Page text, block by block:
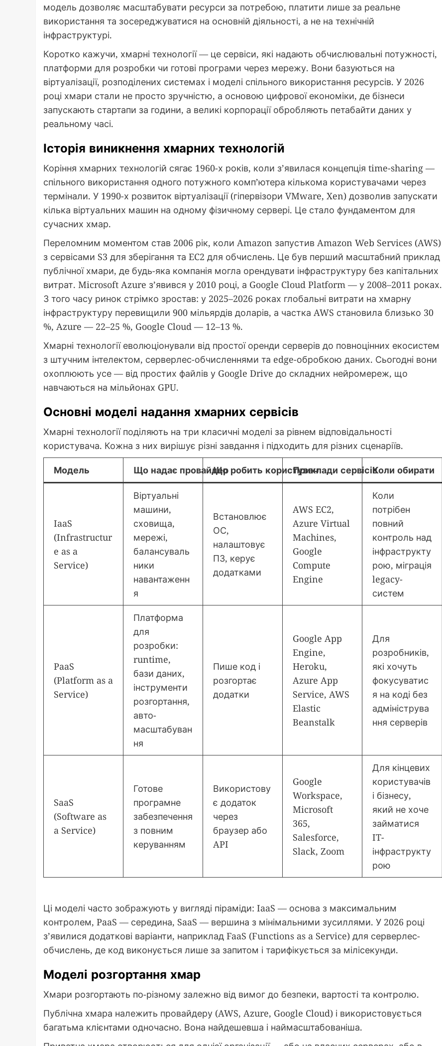
модель дозволяє масштабувати ресурси за потребою, платити лише за реальне
використання та зосереджуватися на основній діяльності, а не на технічній
інфраструктурі.
Коротко кажучи, хмарні технології — це сервіси, які надають обчислювальні потужності,
платформи для розробки чи готові програми через мережу. Вони базуються на
віртуалізації, розподілених системах і моделі спільного використання ресурсів. У 2026
році хмари стали не просто зручністю, а основою цифрової економіки, де бізнеси
запускають стартапи за години, а великі корпорації обробляють петабайти даних у
реальному часі.
Історія виникнення хмарних технологій
Коріння хмарних технологій сягає 1960-х років, коли з’явилася концепція time-sharing —
спільного використання одного потужного комп’ютера кількома користувачами через
термінали. У 1990-х розвиток віртуалізації (гіпервізори VMware, Xen) дозволив запускати
кілька віртуальних машин на одному фізичному сервері. Це стало фундаментом для
сучасних хмар.
Переломним моментом став 2006 рік, коли Amazon запустив Amazon Web Services (AWS)
з сервісами S3 для зберігання та EC2 для обчислень. Це був перший масштабний приклад
публічної хмари, де будь-яка компанія могла орендувати інфраструктуру без капітальних
витрат. Microsoft Azure з’явився у 2010 році, а Google Cloud Platform — у 2008–2011 роках.
З того часу ринок стрімко зростав: у 2025–2026 роках глобальні витрати на хмарну
інфраструктуру перевищили 900 мільярдів доларів, а частка AWS становила близько 30
%, Azure — 22–25 %, Google Cloud — 12–13 %.
Хмарні технології еволюціонували від простої оренди серверів до повноцінних екосистем
з штучним інтелектом, серверлес-обчисленнями та edge-обробкою даних. Сьогодні вони
охоплюють усе — від простих файлів у Google Drive до складних нейромереж, що
навчаються на мільйонах GPU.
Основні моделі надання хмарних сервісів
Хмарні технології поділяють на три класичні моделі за рівнем відповідальності
користувача. Кожна з них вирішує різні завдання і підходить для різних сценаріїв.
Модель Що надає провайдерЩо робить користувачПриклади сервісівКоли обирати
IaaS
(Infrastructur
e as a
Service)
Віртуальні
машини,
сховища,
мережі,
балансуваль
ники
навантаженн
я
Встановлює
ОС,
налаштовує
ПЗ, керує
додатками
AWS EC2,
Azure Virtual
Machines,
Google
Compute
Engine
Коли
потрібен
повний
контроль над
інфраструкту
рою, міграція
legacy-
систем
PaaS
(Platform as a
Service)
Платформа
для
розробки:
runtime,
бази даних,
інструменти
розгортання,
авто-
масштабуван
ня
Пише код і
розгортає
додатки
Google App
Engine,
Heroku,
Azure App
Service, AWS
Elastic
Beanstalk
Для
розробників,
які хочуть
фокусуватис
я на коді без
адмініструва
ння серверів
SaaS
(Software as
a Service)
Готове
програмне
забезпечення
з повним
керуванням
Використову
є додаток
через
браузер або
API
Google
Workspace,
Microsoft
365,
Salesforce,
Slack, Zoom
Для кінцевих
користувачів
і бізнесу,
який не хоче
займатися
IT-
інфраструкту
рою
Ці моделі часто зображують у вигляді піраміди: IaaS — основа з максимальним
контролем, PaaS — середина, SaaS — вершина з мінімальними зусиллями. У 2026 році
з’явилися додаткові варіанти, наприклад FaaS (Functions as a Service) для серверлес-
обчислень, де код виконується лише за запитом і тарифікується за мілісекунди.
Моделі розгортання хмар
Хмари розгортають по-різному залежно від вимог до безпеки, вартості та контролю.
Публічна хмара належить провайдеру (AWS, Azure, Google Cloud) і використовується
багатьма клієнтами одночасно. Вона найдешевша і наймасштабованіша.